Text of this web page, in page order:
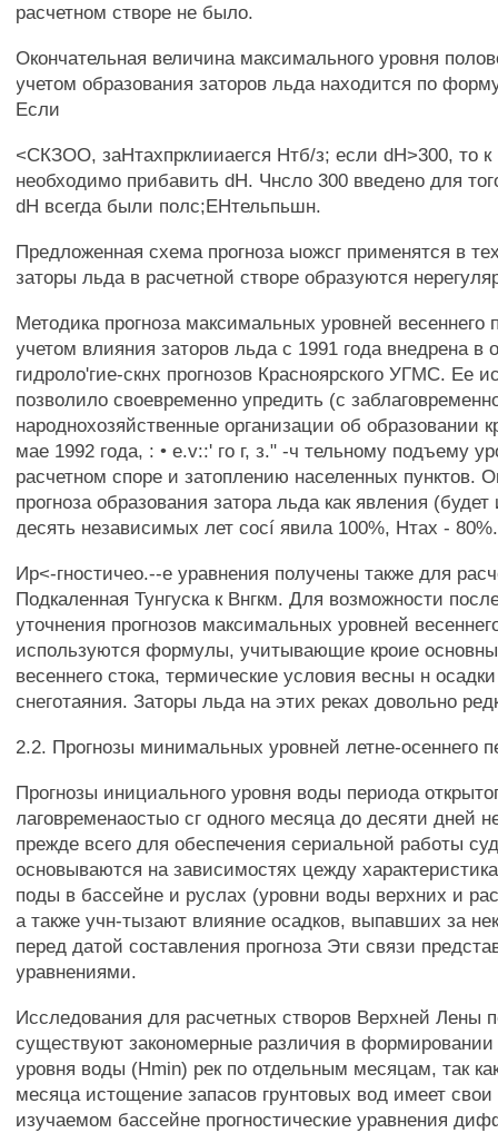
расчетном створе не было.
Окончательная величина максимального уровня
учетом образования заторов льда находится по
Если
<СКЗОО, заНтахпрклииаегся Нтб/з; если dH>300, то
необходимо прибавить dH. Чнсло 300 введено для
dH всегда были полс;ЕНтельпьшн.
Предложенная схема прогноза ыожсг применятся в
заторы льда в расчетной створе образуются
Методика прогноза максимальных уровней весеннего
учетом влияния заторов льда с 1991 года внедрена в
гидроло'гие-скнх прогнозов Красноярского УГМС. Ее
позволило своевременно упредить (с
народнохозяйственные организации об образовании
мае 1992 года, : • e.v::' го г, з." -ч тельному подъему
расчетном споре и затоплению населенных пунктов.
прогноза образования затора льда как явления
десять независимых лет cocí явила 100%, Нтах - 80%.
Ир<-гностичео.--е уравнения получены также для
Подкаленная Тунгуска к Внгкм. Для возможности
уточнения прогнозов максимальных уровней
используются формулы, учитывающие кроие
весеннего стока, термические условия весны н
снеготаяния. Заторы льда на этих реках довольно
2.2. Прогнозы минимальных уровней летне-осеннего
Прогнозы инициального уровня воды периода
лаговременаостыо сг одного месяца до десяти дней
прежде всего для обеспечения сериальной работы
основываются на зависимостях цежду
поды в бассейне и руслах (уровни воды верхних и
а также учн-тызают влияние осадков, выпавших за
перед датой составления прогноза Эти связи
уравнениями.
Исследования для расчетных створов Верхней Лены
существуют закономерные различия в
уровня воды (Hmin) рек по отдельным месяцам, так
месяца истощение запасов грунтовых вод имеет
изучаемом бассейне прогностические уравнения